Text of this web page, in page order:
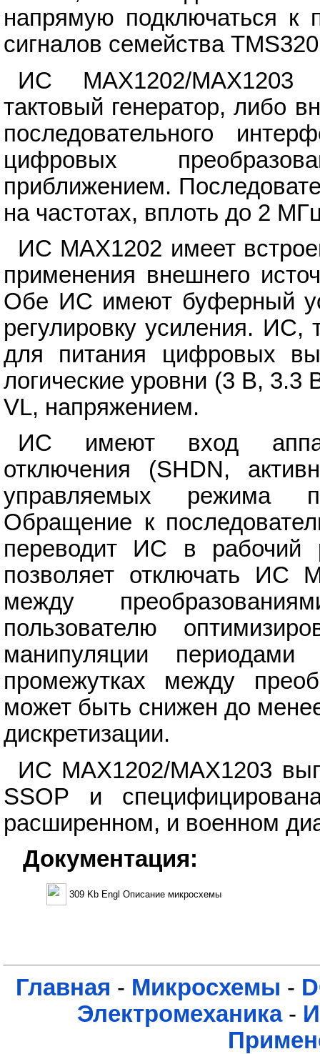
напрямую подключаться к
сигналов семейства
ИС MAX1202/MAX1203
тактовый генератор, либо
последовательного
цифровых
приближением.
на частотах, вплоть до 2
ИС MAX1202 имеет
применения внешнего
Обе ИС имеют буферный
регулировку усиления.
для питания цифровых
логические уровни (3 В,
VL, напряжением.
ИС имеют вход
отключения (SHDN,
управляемых режима
Обращение к
переводит ИС в рабочий
позволяет отключать ИС
между
пользователю
манипуляции
промежутках между
может быть снижен до
дискретизации.
ИС MAX1202/MAX1203
SSOP и
расширенном, и военном
Документация:
309 Kb Engl Описание микросхемы
Главная - Микросхемы -
Электромеханика-